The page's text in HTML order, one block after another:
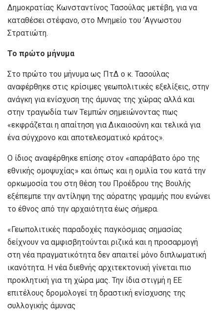
Δημοκρατίας Κωνσταντίνος Τασούλας μετέβη, για να
καταθέσει στέφανο, στο Μνημείο του ‘Αγνωστου
Στρατιώτη.
Το πρώτο μήνυμα
Στο πρώτο του μήνυμα ως ΠτΔ ο κ. Τασούλας
αναφέρθηκε στις κρίσιμες γεωπολιτικές εξελίξεις, στην
ανάγκη για ενίσχυση της άμυνας της χώρας αλλά και
στην τραγωδία των Τεμπών σημειώνοντας πως
«εκφράζεται η απαίτηση για Δικαιοσύνη και τελικά για
ένα σύγχρονο και αποτελεσματικό κράτος».
Ο ίδιος αναφέρθηκε επίσης στον «απαράβατο όρο της
εθνικής ομοψυχίας» και όπως και η ομιλία του κατά την
ορκωμοσία του στη θέση του Προέδρου της Βουλής
εξέπεμπε την αντίληψη της αόρατης γραμμής που ενώνει
το έθνος από την αρχαιότητα έως σήμερα.
«Γεωπολιτικές παραδοχές παγκόσμιας σημασίας
δείχνουν να αμφισβητούνται ριζικά και η προσαρμογή
στη νέα πραγματικότητα δεν απαιτεί μόνο διπλωματική
ικανότητα. Η νέα διεθνής αρχιτεκτονική γίνεται πιο
προκλητική για τη χώρα μας. Την ίδια στιγμή η ΕΕ
επιτέλους δρομολογεί τη δραστική ενίσχυσης της
συλλογικής άμυνας